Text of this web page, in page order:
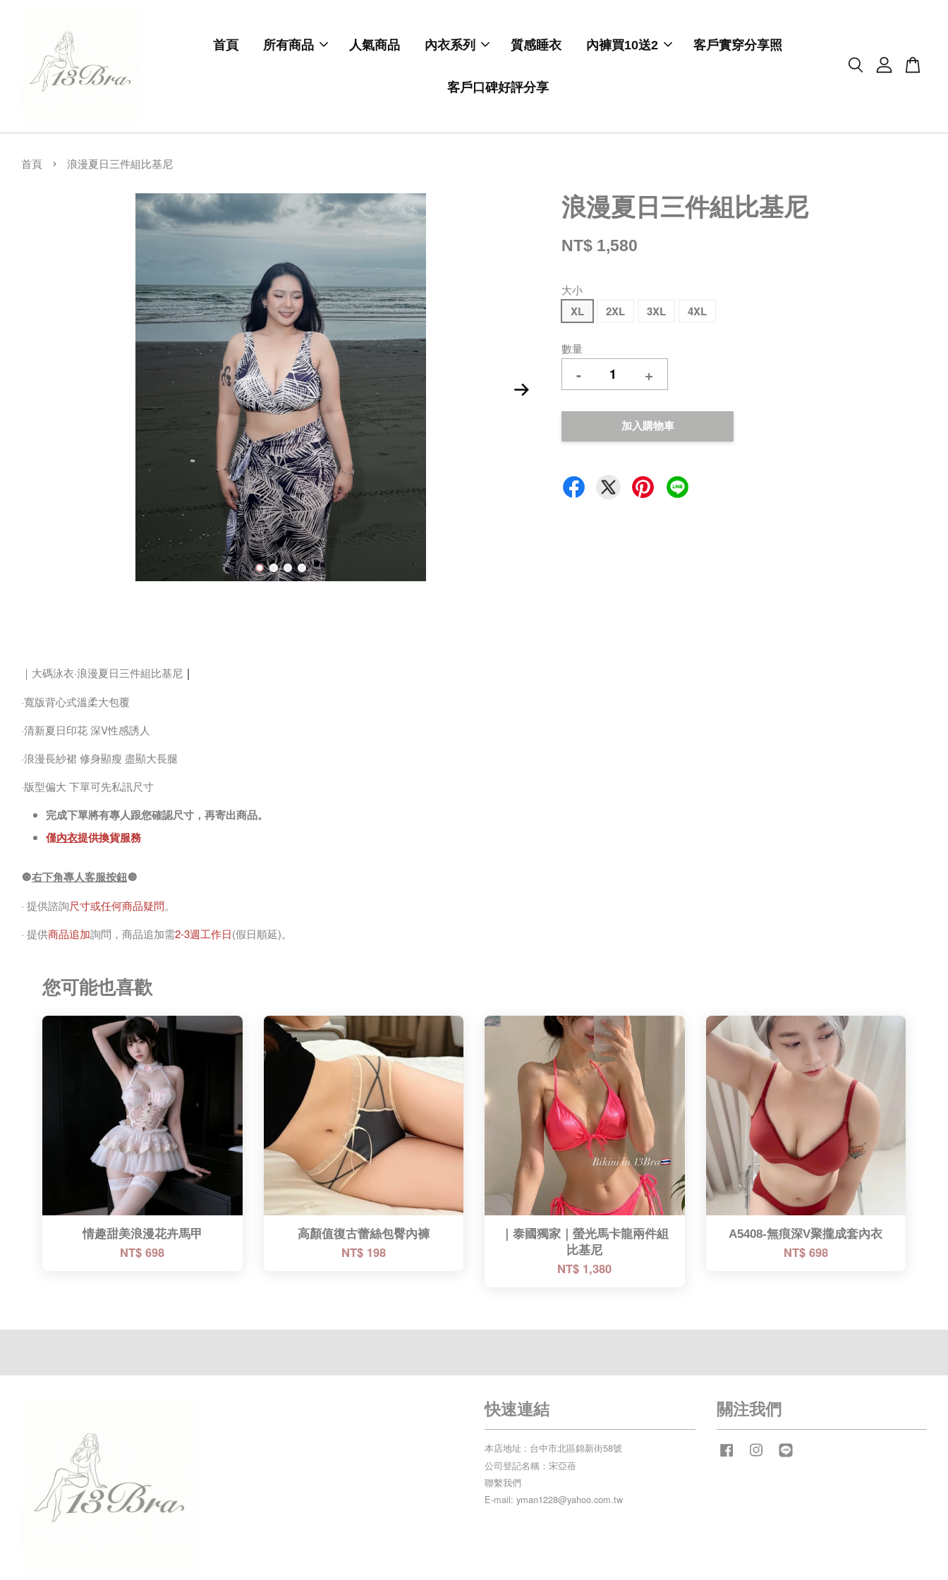
首頁 所有商品 人氣商品 內衣系列 質感睡衣 內褲買10送2 客戶實穿分享照
客戶口碑好評分享
首頁 › 浪漫夏日三件組比基尼
浪漫夏日三件組比基尼
NT$ 1,580
大小
XL 2XL 3XL 4XL
數量
- +
加入購物車
｜大碼泳衣·浪漫夏日三件組比基尼 ｜
·寬版背心式溫柔大包覆
·清新夏日印花 深V性感誘人
·浪漫長紗裙 修身顯瘦 盡顯大長腿
·版型偏大 下單可先私訊尺寸
完成下單將有專人跟您確認尺寸，再寄出商品。
僅內衣提供換貨服務
🔘右下角專人客服按鈕🔘
· 提供諮詢尺寸或任何商品疑問。
· 提供商品追加詢問，商品追加需2-3週工作日(假日順延)。
您可能也喜歡
情趣甜美浪漫花卉馬甲
NT$ 698
高顏值復古蕾絲包臀內褲
NT$ 198
｜泰國獨家｜螢光馬卡龍兩件組
比基尼​
NT$ 1,380
A5408-無痕深V聚攏成套內衣
NT$ 698
快速連結
本店地址 : 台中市北區錦新街58號
公司登記名稱：宋亞蓓
聯繫我們
E-mail: yman1228@yahoo.com.tw
關注我們
Facebook Instagram